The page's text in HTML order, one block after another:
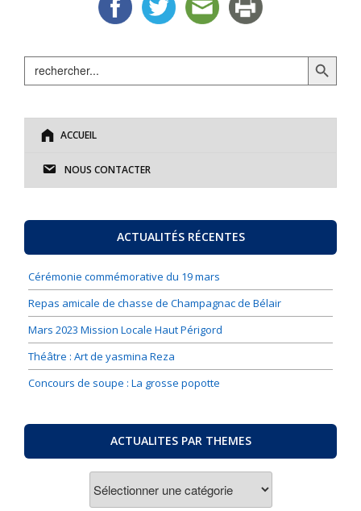
Search Search Button
ACCUEIL
NOUS CONTACTER
ACTUALITÉS RÉCENTES
Cérémonie commémorative du 19 mars
Repas amicale de chasse de Champagnac de Bélair
Mars 2023 Mission Locale Haut Périgord
Théâtre : Art de yasmina Reza
Concours de soupe : La grosse popotte
ACTUALITES PAR THEMES